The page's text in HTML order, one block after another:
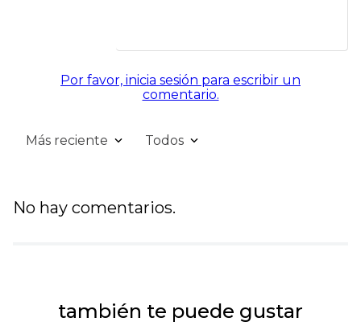
Por favor, inicia sesión para escribir un
comentario.
Más reciente Todos
No hay comentarios.
también te puede gustar